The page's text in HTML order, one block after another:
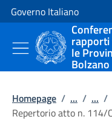
Vai al contenuto
Vai alla navigazione del sito
Governo Italiano
rapporti
le
Bolzano
Homepage / ... / ... /
Repertorio atto n. 114/